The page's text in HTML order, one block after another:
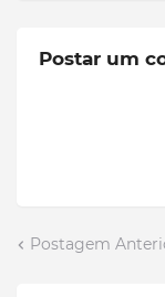
Postar um
Postagem